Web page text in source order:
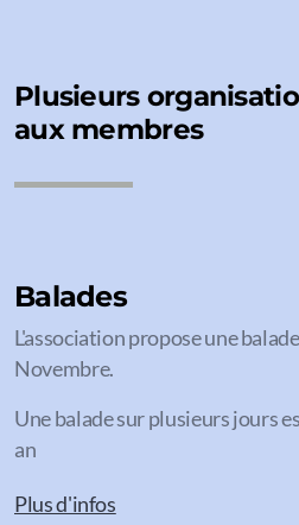
Plusieurs
aux membres
Balades
L'association propose une
Novembre.
Une balade sur plusieurs jours
an
Plus d'infos